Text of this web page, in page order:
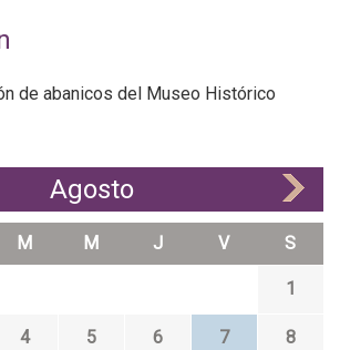
de abanicos del Museo Histórico
Agosto
M M J V S
1
4 5 6 7 8